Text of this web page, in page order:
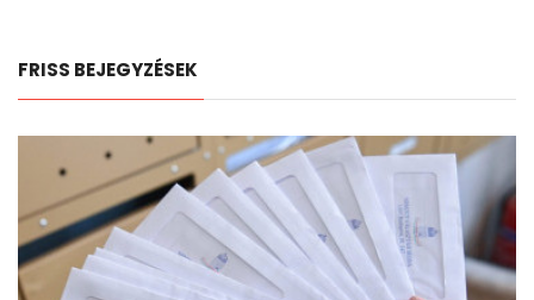
FRISS BEJEGYZÉSEK